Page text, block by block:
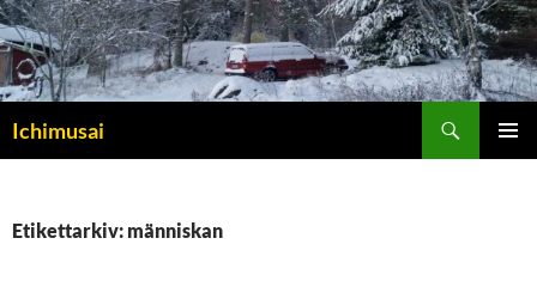
Ichimusai
Etikettarkiv: människan